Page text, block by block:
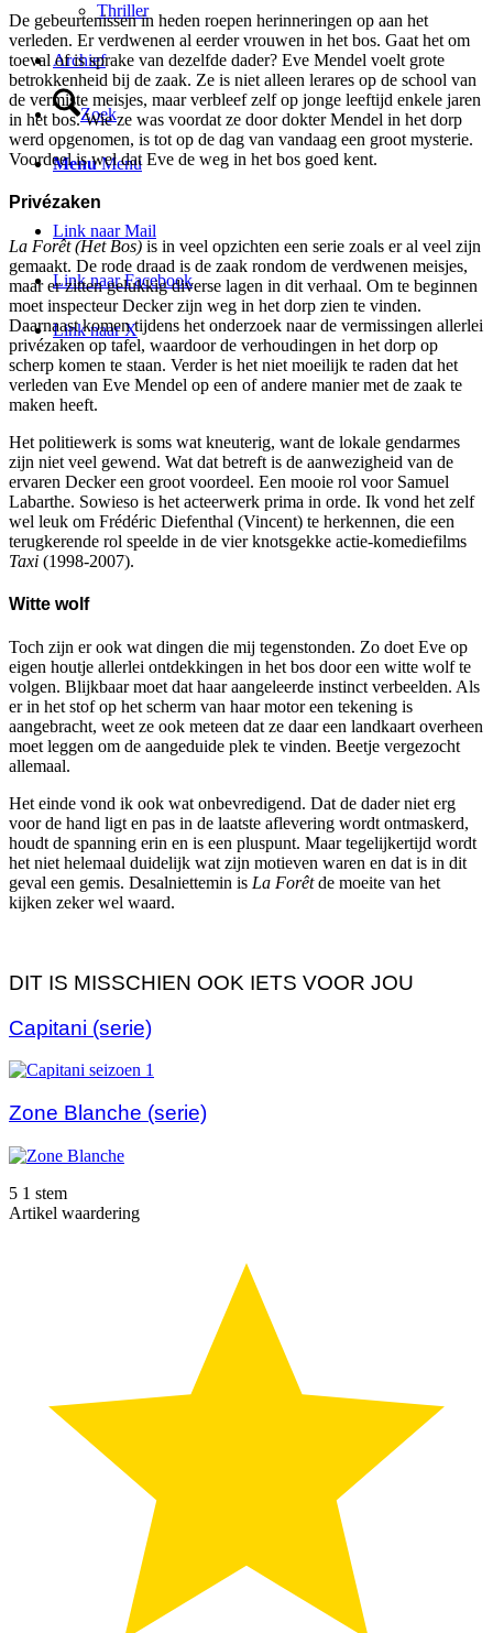
Thriller
Archief
Zoek
Menu Menu
Link naar Mail
Link naar Facebook
Link naar X
De gebeurtenissen in heden roepen herinneringen op aan het
verleden. Er verdwenen al eerder vrouwen in het bos. Gaat het om
toeval of is sprake van dezelfde dader? Eve Mendel voelt grote
betrokkenheid bij de zaak. Ze is niet alleen lerares op de school van
de vermiste meisjes, maar verbleef zelf op jonge leeftijd enkele jaren
in het bos. Wie ze was voordat ze door dokter Mendel in het dorp
werd opgenomen, is tot op de dag van vandaag een groot mysterie.
Voordeel is wel dat Eve de weg in het bos goed kent.
Privézaken
La Forêt (Het Bos) is in veel opzichten een serie zoals er al veel zijn
gemaakt. De rode draad is de zaak rondom de verdwenen meisjes,
maar er zitten gelukkig diverse lagen in dit verhaal. Om te beginnen
moet inspecteur Decker zijn weg in het dorp zien te vinden.
Daarnaast komen tijdens het onderzoek naar de vermissingen allerlei
privézaken op tafel, waardoor de verhoudingen in het dorp op
scherp komen te staan. Verder is het niet moeilijk te raden dat het
verleden van Eve Mendel op een of andere manier met de zaak te
maken heeft.
Het politiewerk is soms wat kneuterig, want de lokale gendarmes
zijn niet veel gewend. Wat dat betreft is de aanwezigheid van de
ervaren Decker een groot voordeel. Een mooie rol voor Samuel
Labarthe. Sowieso is het acteerwerk prima in orde. Ik vond het zelf
wel leuk om Frédéric Diefenthal (Vincent) te herkennen, die een
terugkerende rol speelde in de vier knotsgekke actie-komediefilms
Taxi (1998-2007).
Witte wolf
Toch zijn er ook wat dingen die mij tegenstonden. Zo doet Eve op
eigen houtje allerlei ontdekkingen in het bos door een witte wolf te
volgen. Blijkbaar moet dat haar aangeleerde instinct verbeelden. Als
er in het stof op het scherm van haar motor een tekening is
aangebracht, weet ze ook meteen dat ze daar een landkaart overheen
moet leggen om de aangeduide plek te vinden. Beetje vergezocht
allemaal.
Het einde vond ik ook wat onbevredigend. Dat de dader niet erg
voor de hand ligt en pas in de laatste aflevering wordt ontmaskerd,
houdt de spanning erin en is een pluspunt. Maar tegelijkertijd wordt
het niet helemaal duidelijk wat zijn motieven waren en dat is in dit
geval een gemis. Desalniettemin is La Forêtde moeite van het
kijken zeker wel waard.
DIT IS MISSCHIEN OOK IETS VOOR JOU
Capitani (serie)
Zone Blanche (serie)
5 1 stem
Artikel waardering